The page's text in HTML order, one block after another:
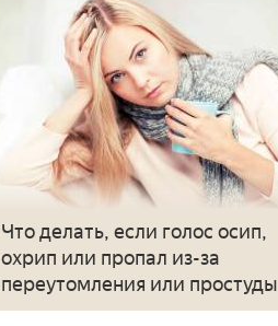
Что делать, если голос осип,
охрип или пропал из-за
переутомления или простуды